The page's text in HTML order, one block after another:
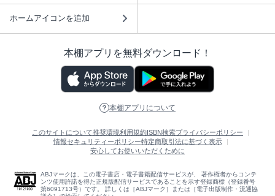
ホームアイコンを追加
本棚アプリを無料ダウンロード！
本棚アプリについて
このサイトについて推奨環境利用規約ISBN検索プライバシーポリシー
情報セキュリティーポリシー特定商取引法に基づく表示
安心してお使いいただくために
ABJマークは、この電子書店・電子書籍配信サービスが、 著作権者からコンテ
ンツ使用許諾を得た正規版配信サービスであることを示す登録商標（登録番号
第6091713号）です。 詳しくは［ABJマーク］または［電子出版制作・流通協